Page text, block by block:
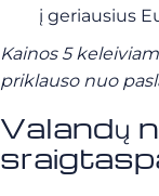
į geriausius
Kainos 5
priklauso nuo
Valandų